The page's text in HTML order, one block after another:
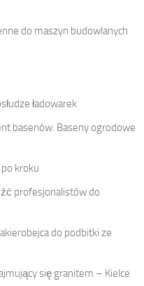
do maszyn budowlanych
ładowarek
basenów. Baseny ogrodowe
kroku
profesjonalistów do
do podbitki ze
się granitem – Kielce